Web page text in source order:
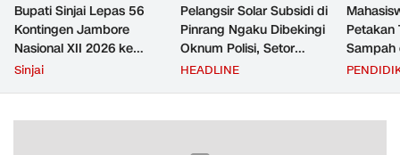
Bupati Sinjai Lepas 56
Kontingen Jambore
Nasional XII 2026 ke
Cibubur
Sinjai
Pelangsir Solar Subsidi di
Pinrang Ngaku Dibekingi
Oknum Polisi, Setor
Rp2,5 Juta Per Bulan Lalu
HEADLINE
Petakan
Sampah
untuk